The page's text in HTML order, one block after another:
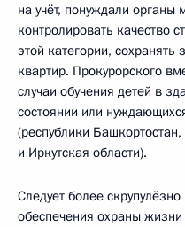
на учёт, понуждали органы
контролировать качество
этой категории, сохранять
квартир. Прокурорского
случаи обучения детей в
состоянии или
(республики
и Иркутская области).
Следует более
обеспечения охраны